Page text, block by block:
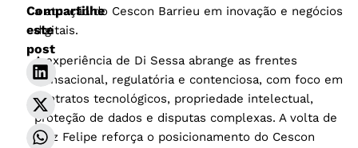
a atuação do Cescon Barrieu em inovação e negócios
digitais.
A experiência de Di Sessa abrange as frentes
transacional, regulatória e contenciosa, com foco em
contratos tecnológicos, propriedade intelectual,
proteção de dados e disputas complexas. A volta de
Luiz Felipe reforça o posicionamento do Cescon
Compartilhe
este
post